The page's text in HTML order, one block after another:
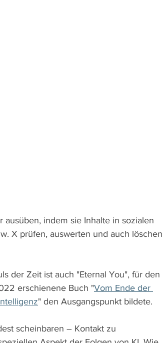
indem sie Inhalte in sozialen
X prüfen, auswerten und auch löschen
der Zeit ist auch "Eternal You", für den
erschienene Buch "Vom Ende der
" den Ausgangspunkt bildete.
scheinbaren – Kontakt zu